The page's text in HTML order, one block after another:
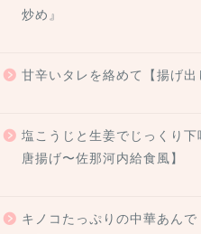
炒め』
甘辛いタレを絡めて【揚げ出
塩こうじと生姜でじっくり下
唐揚げ〜佐那河内給食風】
キノコたっぷりの中華あんで